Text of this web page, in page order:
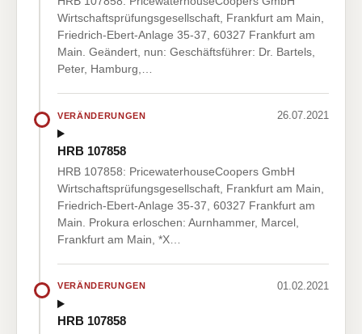
Wirtschaftsprüfungsgesellschaft, Frankfurt am Main,
Friedrich-Ebert-Anlage 35-37, 60327 Frankfurt am
Main. Geändert, nun: Geschäftsführer: Dr. Bartels,
Peter, Hamburg,…
VERÄNDERUNGEN 26.07.2021
HRB 107858
HRB 107858: PricewaterhouseCoopers GmbH
Wirtschaftsprüfungsgesellschaft, Frankfurt am Main,
Friedrich-Ebert-Anlage 35-37, 60327 Frankfurt am
Main. Prokura erloschen: Aurnhammer, Marcel,
Frankfurt am Main, *X…
VERÄNDERUNGEN 01.02.2021
HRB 107858